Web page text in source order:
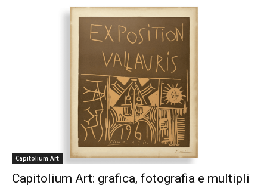
Capitolium Art
Capitolium Art: grafica, fotografia e multipli